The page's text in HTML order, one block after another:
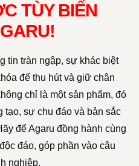
TÙY BIẾN
tin tràn ngập, sự khác biệt
để thu hút và giữ chân
chỉ là một sản phẩm, đó
tạo, sự chu đáo và bản sắc
để Agaru đồng hành cùng
đáo, góp phần vào câu
nghiệp.